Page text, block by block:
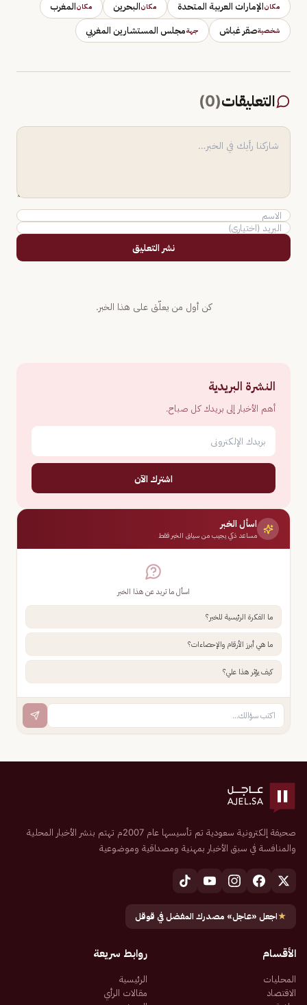
مكانالإمارات العربية المتحدة مكانالبحرين مكانالمغرب
شخصيةصقر غباش جهةمجلس المستشارين المغربي
التعليقات(
0
)
نشر التعليق
كن أول من يعلّق على هذا الخبر.
النشرة البريدية
أهم الأخبار إلى بريدك كل صباح.
اشترك الآن
اسأل الخبر
مساعد ذكي يجيب من سياق الخبر فقط
اسأل ما تريد عن هذا الخبر
ما الفكرة الرئيسية للخبر؟
ما هي أبرز الأرقام والإحصاءات؟
كيف يؤثر هذا علي؟
صحيفة إلكترونية سعودية تم تأسيسها عام 2007م تهتم بنشر الأخبار المحلية
والمنافسة في سبق الأخبار بمهنية ومصداقية وموضوعية
★اجعل «عاجل» مصدرك المفضل في قوقل
الأقسام
المحليات
الاقتصاد
روابط سريعة
الرئيسية
مقالات الرأي